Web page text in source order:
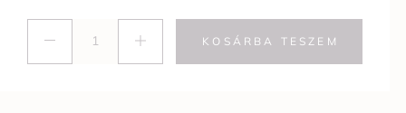
KOSÁRBA TESZEM